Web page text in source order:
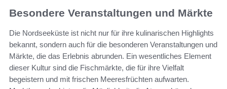
Besondere Veranstaltungen und Märkte
Die Nordseeküste ist nicht nur für ihre kulinarischen Highlights
bekannt, sondern auch für die besonderen Veranstaltungen und
Märkte, die das Erlebnis abrunden. Ein wesentliches Element
dieser Kultur sind die Fischmärkte, die für ihre Vielfalt
begeistern und mit frischen Meeresfrüchten aufwarten.